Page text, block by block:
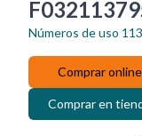
Números de uso
Comprar online
Comprar en